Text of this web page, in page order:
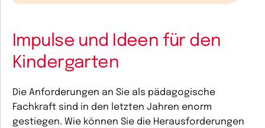
Impulse und Ideen für den
Kindergarten
Die Anforderungen an Sie als pädagogische
Fachkraft sind in den letzten Jahren enorm
gestiegen. Wie können Sie die Herausforderungen